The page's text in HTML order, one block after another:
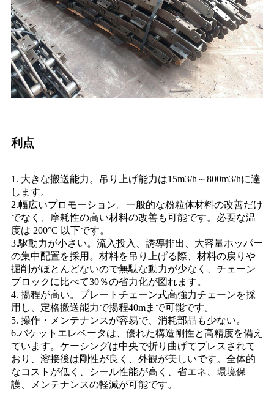
利点
1. 大きな搬送能力。吊り上げ能力は15m3/h～800m3/hに達
します。
2.幅広いプロモーション。一般的な粉粒体材料の改善だけ
でなく、摩耗性の高い材料の改善も可能です。必要な温
度は 200°C 以下です。
3.駆動力が小さい。流入投入、誘導排出、大容量ホッパー
の集中配置を採用。材料を吊り上げる際、材料の戻りや
掘削がほとんどないので無駄な動力が少なく、チェーン
ブロックに比べて30％の省力化が図れます。
4. 揚程が高い。プレートチェーン式高強力チェーンを採
用し、定格搬送能力で揚程40mまで可能です。
5. 操作・メンテナンスが容易で、消耗部品も少ない。
6.バケットエレベータは、優れた構造剛性と高精度を備え
ています。ケーシングは中央で折り曲げてプレスされて
おり、溶接後は剛性が良く、外観が美しいです。全体的
なコストが低く、シール性能が高く、省エネ、環境保
護、メンテナンスの軽減が可能です。